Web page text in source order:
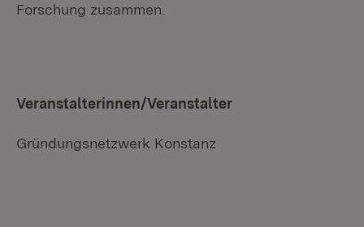
Forschung zusammen.
Veranstalterinnen/Veranstalter
Gründungsnetzwerk Konstanz